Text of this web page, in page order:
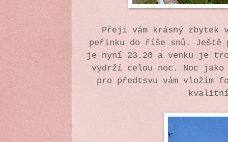
Přeji vám krásný zbytek
peřinku do říše snů. Ještě
je nyní 23.20 a venku je
vydrží celou noc. Noc
pro předtsvu vám vložím